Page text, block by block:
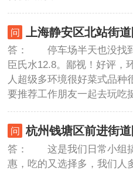
答： 停车场半天也没找
臣氏水12.8。鄙视！好评，
人超级多环境很好菜式品种
要推荐工作朋友一起去玩吃
答： 这是我们日常小组
惠，吃的又选择多，我们人